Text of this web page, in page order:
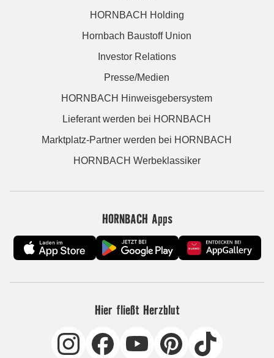
HORNBACH Holding
Hornbach Baustoff Union
Investor Relations
Presse/Medien
HORNBACH Hinweisgebersystem
Lieferant werden bei HORNBACH
Marktplatz-Partner werden bei HORNBACH
HORNBACH Werbeklassiker
HORNBACH Apps
Hier fließt Herzblut